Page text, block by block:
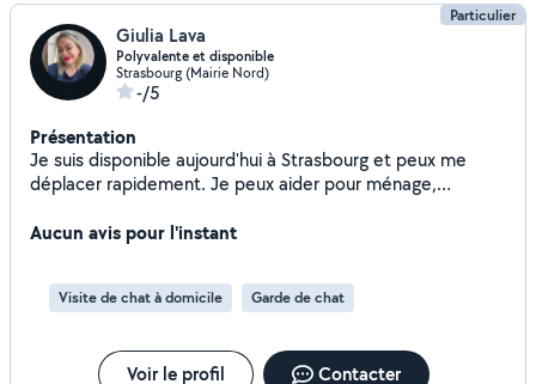
Particulier
Giulia Lava
Polyvalente et disponible
Strasbourg (Mairie Nord)
-/5
Présentation
Je suis disponible aujourd'hui à Strasbourg et peux me
déplacer rapidement. Je peux aider pour ménage,
ou petits travaux. Sérieuse, efficace et discrète. Paiement
Besoin d'une personne de confiance pour garder votre
chien ? Je propose mes services de garde de chiens,
Diplômée en éducation canine Sérieuse, bienveillante et
passionnée par les animaux Votre compagnon sera choyé,
Aucun avis pour l'instant
Visite de chat à domicile Garde de chat
Voir le profil Contacter